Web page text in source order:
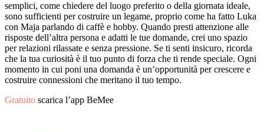
semplici, come chiedere del luogo preferito o della giornata ideale,
sono sufficienti per costruire un legame, proprio come ha fatto Luka
con Maja parlando di caffè e hobby. Quando presti attenzione alle
risposte dell’altra persona e adatti le tue domande, crei uno spazio
per relazioni rilassate e senza pressione. Se ti senti insicuro, ricorda
che la tua curiosità è il tuo punto di forza che ti rende speciale. Ogni
momento in cui poni una domanda è un’opportunità per crescere e
costruire connessioni che meritano il tuo tempo.
Gratuito scarica l’app BeMee